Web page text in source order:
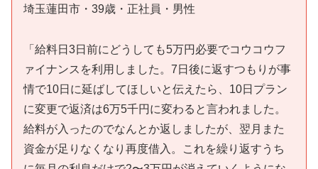
埼玉蓮田市・39歳・正社員・男性
「給料日3日前にどうしても5万円必要でコウコウフ
ァイナンスを利用しました。7日後に返すつもりが事
情で10日に延ばしてほしいと伝えたら、10日プラン
に変更で返済は6万5千円に変わると言われました。
給料が入ったのでなんとか返しましたが、翌月また
資金が足りなくなり再度借入。これを繰り返すうち